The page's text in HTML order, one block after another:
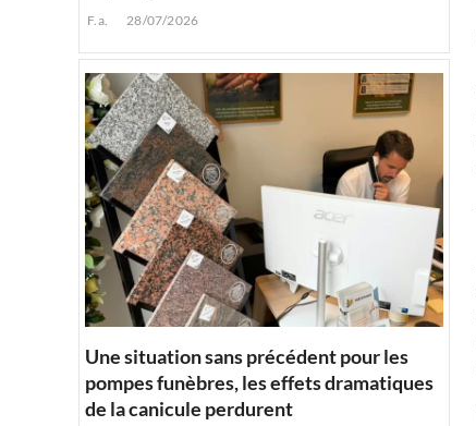
F.a. 28/07/2026
Une situation sans précédent pour les
pompes funèbres, les effets dramatiques
de la canicule perdurent